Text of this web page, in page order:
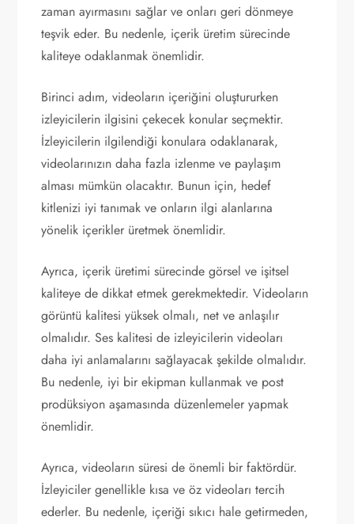
zaman ayırmasını sağlar ve onları geri dönmeye
teşvik eder. Bu nedenle, içerik üretim sürecinde
kaliteye odaklanmak önemlidir.
Birinci adım, videoların içeriğini oluştururken
izleyicilerin ilgisini çekecek konular seçmektir.
İzleyicilerin ilgilendiği konulara odaklanarak,
videolarınızın daha fazla izlenme ve paylaşım
alması mümkün olacaktır. Bunun için, hedef
kitlenizi iyi tanımak ve onların ilgi alanlarına
yönelik içerikler üretmek önemlidir.
Ayrıca, içerik üretimi sürecinde görsel ve işitsel
kaliteye de dikkat etmek gerekmektedir. Videoların
görüntü kalitesi yüksek olmalı, net ve anlaşılır
olmalıdır. Ses kalitesi de izleyicilerin videoları
daha iyi anlamalarını sağlayacak şekilde olmalıdır.
Bu nedenle, iyi bir ekipman kullanmak ve post
prodüksiyon aşamasında düzenlemeler yapmak
önemlidir.
Ayrıca, videoların süresi de önemli bir faktördür.
İzleyiciler genellikle kısa ve öz videoları tercih
ederler. Bu nedenle, içeriği sıkıcı hale getirmeden,